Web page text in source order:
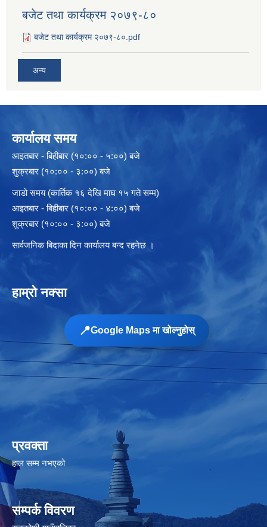
बजेट तथा कार्यक्रम २०७९-८०
बजेट तथा कार्यक्रम २०७९-८०.pdf
अन्य
कार्यालय समय
आइतबार - बिहीबार (१०:०० - ५:००) बजे
शुक्रबार (१०:०० - ३:००) बजे
जाडो समय (कार्तिक १६ देखि माघ १५ गते सम्म)
आइतबार - बिहीबार (१०:०० - ४:००) बजे
शुक्रबार (१०:०० - ३:००) बजे
सार्वजनिक बिदाका दिन कार्यालय बन्द रहनेछ ।
हाम्रो नक्सा
📍Google Maps मा खोल्नुहोस्
प्रवक्ता
हाल सम्म नभएको
सम्पर्क विवरण